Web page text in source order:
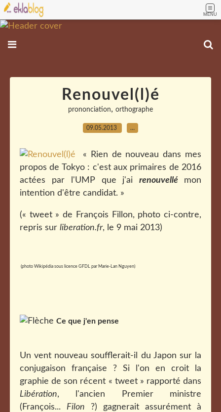
MENU
Renouvel(l)é
prononciation, orthographe
09.05.2013 …
« Rien de nouveau dans mes
propos de Tokyo : c'est aux primaires de 2016
actées par l'UMP que j'airenouvellé
mon
intention d'être candidat. »
(« tweet » de François Fillon, photo ci-contre,
repris sur liberation.fr, le 9 mai 2013)
(photo Wikipédia sous licence GFDL par Marie-Lan Nguyen)
Ce que j'en pense
Un vent nouveau soufflerait-il du Japon sur la
conjugaison française ? Si l'on en croit la
graphie de son récent « tweet » rapporté dans
Libération, l'ancien Premier ministre
(François... Filon ?) gagnerait assurément à